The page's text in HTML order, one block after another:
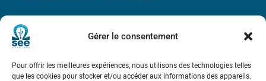
Gérer le consentement
Pour offrir les meilleures expériences, nous utilisons des technologies telles
que les cookies pour stocker et/ou accéder aux informations des appareils.
Bicentenaire des découvertes d’André-
Marie Ampère
Conditions Générales de Vente